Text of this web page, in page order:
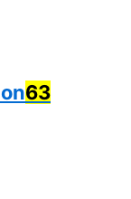
63